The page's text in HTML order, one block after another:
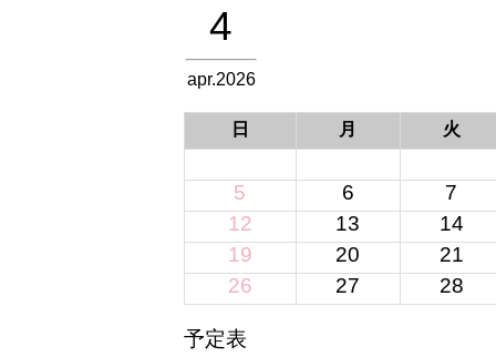
4
apr.2026
日 月 火
5 6
7
12
13
14
19
20
21
26
27 28
予定表